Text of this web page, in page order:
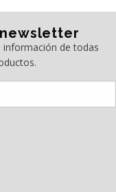
información de todas